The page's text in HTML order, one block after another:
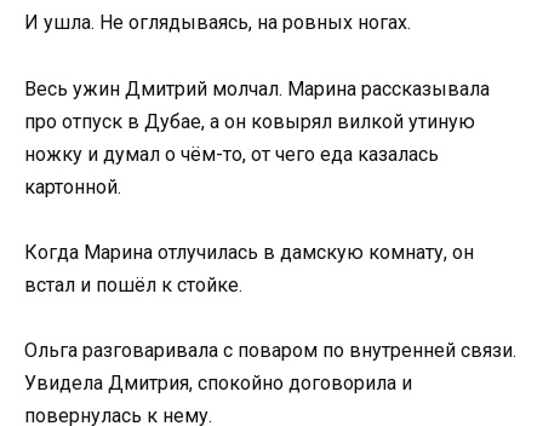
И ушла. Не оглядываясь, на ровных ногах.
Весь ужин Дмитрий молчал. Марина рассказывала
про отпуск в Дубае, а он ковырял вилкой утиную
ножку и думал о чём-то, от чего еда казалась
картонной.
Когда Марина отлучилась в дамскую комнату, он
встал и пошёл к стойке.
Ольга разговаривала с поваром по внутренней связи.
Увидела Дмитрия, спокойно договорила и
повернулась к нему.